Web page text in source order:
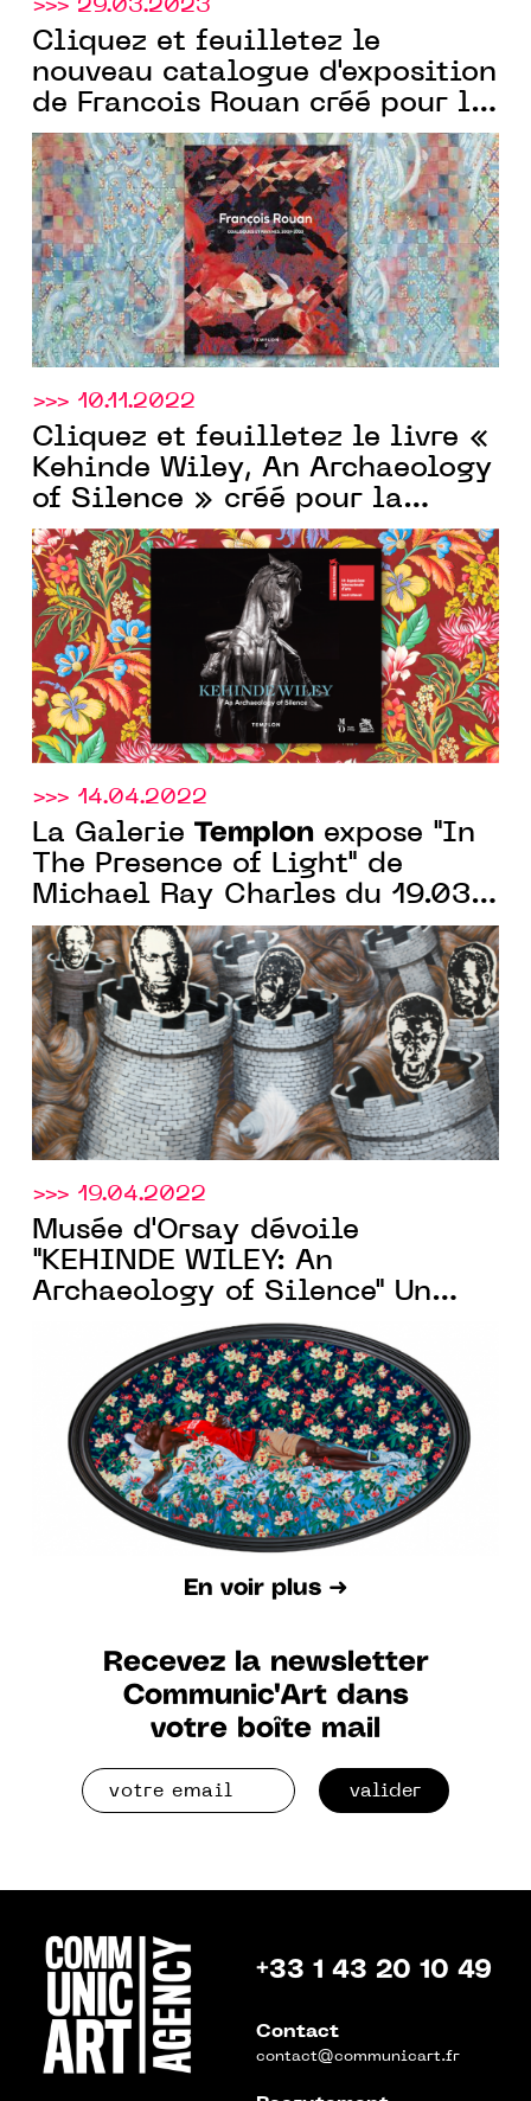
>>> 29.03.2023
Cliquez et feuilletez le
nouveau catalogue d'exposition
de Francois Rouan créé pour la
GalerieTemplonpar
Communic'Art
>>> 10.11.2022
Cliquez et feuilletez le livre «
Kehinde Wiley, An Archaeology
of Silence » créé pour la
galerieTemplon
>>> 14.04.2022
La Galerie Templon expose "In
The Presence of Light" de
Michael Ray Charles du 19.03
au 07.05.2022
>>> 19.04.2022
Musée d'Orsay dévoile
"KEHINDE WILEY: An
Archaeology of Silence" Un
événement collatéral de la
59ème Exposition d’Art
Internationale – La Biennale
di Venezia
En voir plus ➜
Recevez la newsletter
Communic'Art dans
votre boîte mail
valider
+33 1 43 20 10 49
Contact
contact@communicart.fr